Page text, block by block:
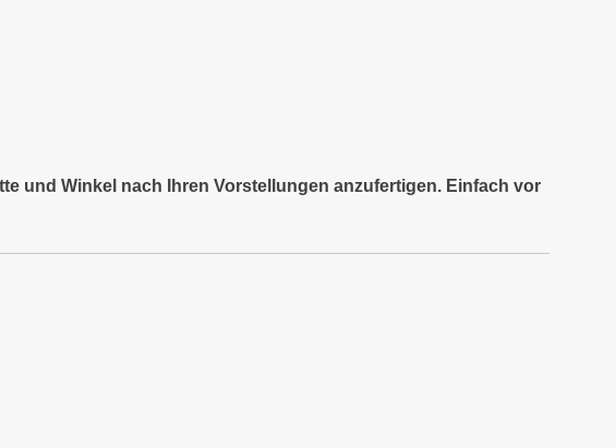
und Winkel nach Ihren Vorstellungen anzufertigen. Einfach vor